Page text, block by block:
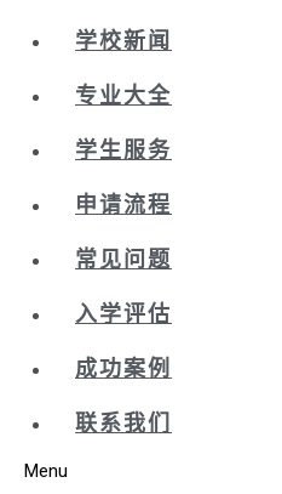
学校新闻
专业大全
学生服务
申请流程
常见问题
入学评估
成功案例
联系我们
Menu